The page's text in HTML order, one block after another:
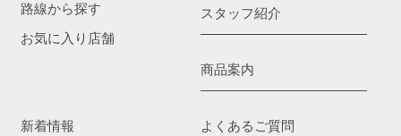
路線から探す
お気に入り店舗
スタッフ紹介
商品案内
新着情報 よくあるご質問